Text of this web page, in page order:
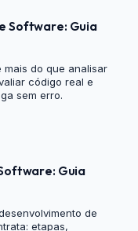
Software: Guia
do que analisar
código real e
sem erro.
Guia
de
etapas,